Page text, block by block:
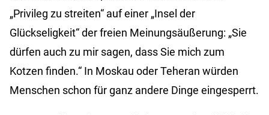
„Privileg zu streiten“ auf einer „Insel der
Glückseligkeit“ der freien Meinungsäußerung: „Sie
dürfen auch zu mir sagen, dass Sie mich zum
Kotzen finden.“ In Moskau oder Teheran würden
Menschen schon für ganz andere Dinge eingesperrt.